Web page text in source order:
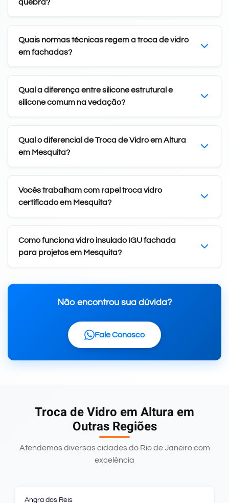
quebra?
Quais normas técnicas regem a troca de vidro
em fachadas?
Qual a diferença entre silicone estrutural e
silicone comum na vedação?
Qual o diferencial de Troca de Vidro em Altura
em Mesquita?
Vocês trabalham com rapel troca vidro
certificado em Mesquita?
Como funciona vidro insulado IGU fachada
para projetos em Mesquita?
Não encontrou sua dúvida?
Fale Conosco
Troca de Vidro em Altura em
Outras Regiões
Atendemos diversas cidades do Rio de Janeiro com
excelência
Angra dos Reis